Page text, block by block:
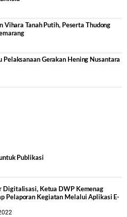
Vihara Tanah Putih, Peserta Thudong
Pelaksanaan Gerakan Hening Nusantara
Publikasi
Digitalisasi, Ketua DWP Kemenag
Pelaporan Kegiatan Melalui Aplikasi E-